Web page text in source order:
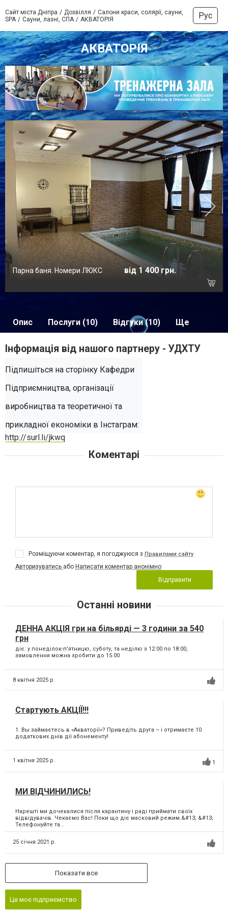
Сайт міста Дніпра Дозвілля
Салони краси, солярії, сауни,
SPA
Сауни, лазні, СПА АКВАТОРІЯ Рус
АКВАТОРІЯ
Парна баня. Номери ЛЮКС від 1 400 грн.
Опис Послуги (10) Відгуки (10) Ще
Інформація від нашого партнеру - УДХТУ
Підпишіться на сторінку Кафедри
Підприємництва, організації
виробництва та теоретичної та
прикладної економіки в Інстаграм:
http://surl.li/jkwq
Коментарі
Розміщуючи коментар, я погоджуюся з Правилами сайту
Авторизуватись або Написати коментар анонімно
Відправити
Останні новини
ДЕННА АКЦІЯ гри на більярді — 3 години за 540
грн
діє: у понеділок-п'ятницю, суботу, та неділю з 12:00 по 18:00,
замовлення можна зробити до 15.00
8 квітня 2025 р.
Стартують АКЦІЇ!!!
1. Вы займаєтесь в «Акваторії»? Приведіть друга – і отримаєте 10
додаткових днів дії абонементу!
1 квітня 2025 р. 1
МИ ВІДЧИНИЛИСЬ!
Нарешті ми дочекалися після карантину і раді приймати своїх
відвідувачів. Чекаємо Вас! Поки що діє масковий режим.&#13; &#13;
Телефонуйте та...
25 січня 2021 р.
Показати все
Це моє підприємство